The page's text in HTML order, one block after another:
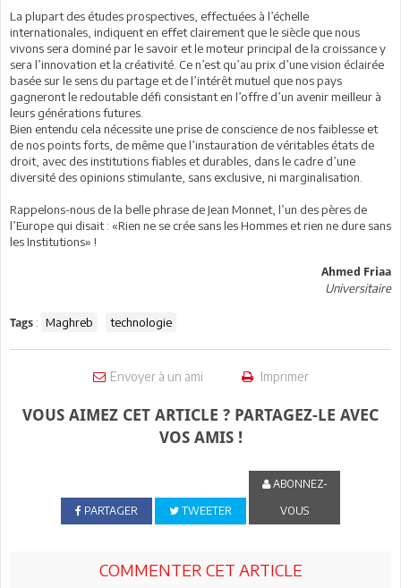
La plupart des études prospectives, effectuées à l’échelle
internationales, indiquent en effet clairement que le siècle que nous
vivons sera dominé par le savoir et le moteur principal de la croissance y
sera l’innovation et la créativité. Ce n’est qu’au prix d’une vision éclairée
basée sur le sens du partage et de l’intérêt mutuel que nos pays
gagneront le redoutable défi consistant en l’offre d’un avenir meilleur à
leurs générations futures.
Bien entendu cela nécessite une prise de conscience de nos faiblesse et
de nos points forts, de même que l’instauration de véritables états de
droit, avec des institutions fiables et durables, dans le cadre d’une
diversité des opinions stimulante, sans exclusive, ni marginalisation.
Rappelons-nous de la belle phrase de Jean Monnet, l’un des pères de
l’Europe qui disait : «Rien ne se crée sans les Hommes et rien ne dure sans
les Institutions» !
Ahmed Friaa
Universitaire
Tags : Maghreb technologie
Envoyer à un ami Imprimer
VOUS AIMEZ CET ARTICLE ? PARTAGEZ-LE AVEC
VOS AMIS !
PARTAGER TWEETER
ABONNEZ-
VOUS
COMMENTER CET ARTICLE